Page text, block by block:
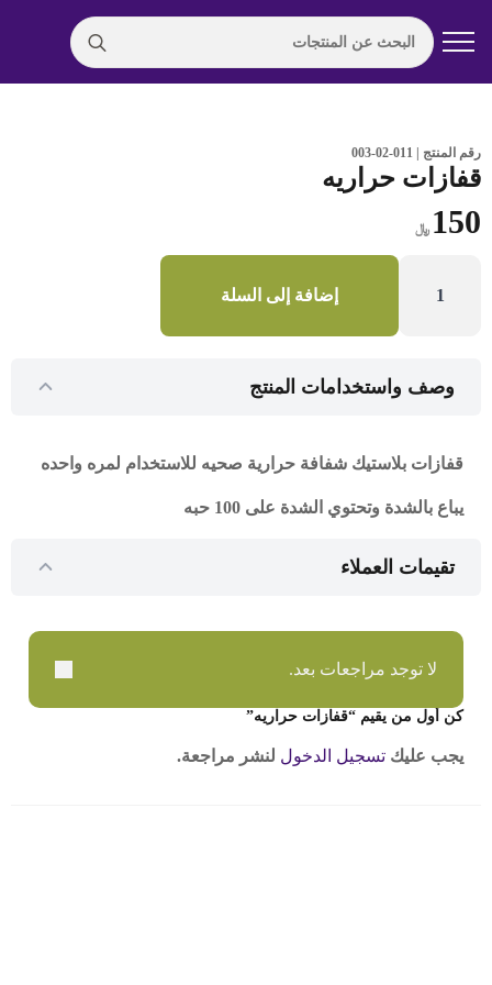
Search
for:
رقم المنتج | 011-02-003
قفازات حراريه
150 ﷼
حراريه
إضافة إلى السلة
وصف واستخدامات المنتج
قفازات بلاستيك شفافة حرارية صحيه للاستخدام لمره واحده
يباع بالشدة وتحتوي الشدة على 100 حبه
تقيمات العملاء
لا توجد مراجعات بعد.
كن أول من يقيم “قفازات حراريه”
يجب عليك تسجيل الدخول لنشر مراجعة.